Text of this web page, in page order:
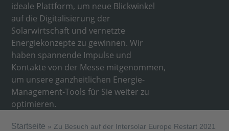
ideale Plattform, um neue Blickwinkel
auf die Digitalisierung der
Solarwirtschaft und vernetzte
Energiekonzepte zu gewinnen. Wir
haben spannende Impulse und
Kontakte von der Messe mitgenommen,
um unsere ganzheitlichen Energie-
Management-Tools für Sie weiter zu
optimieren.
Startseite » Zu Besuch auf der Intersolar Europe Restart 2021